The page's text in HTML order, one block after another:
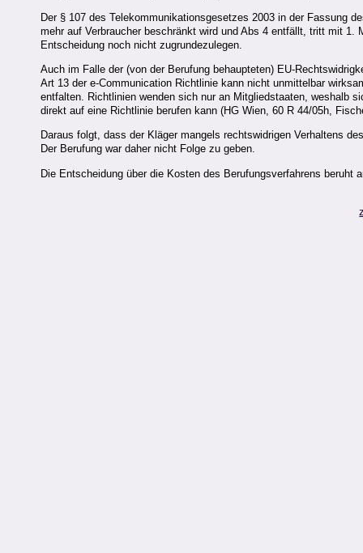
Der § 107 des Telekommunikationsgesetzes 2003 in der Fassung
mehr auf Verbraucher beschränkt wird und Abs 4 entfällt, tritt mit
Entscheidung noch nicht zugrundezulegen.
Auch im Falle der (von der Berufung behaupteten) EU-
Art 13 der e-Communication Richtlinie kann nicht unmittelbar
entfalten. Richtlinien wenden sich nur an Mitgliedstaaten, weshalb
direkt auf eine Richtlinie berufen kann (HG Wien, 60 R 44/05h,
Daraus folgt, dass der Kläger mangels rechtswidrigen Verhaltens
Der Berufung war daher nicht Folge zu geben.
Die Entscheidung über die Kosten des Berufungsverfahrens beruht